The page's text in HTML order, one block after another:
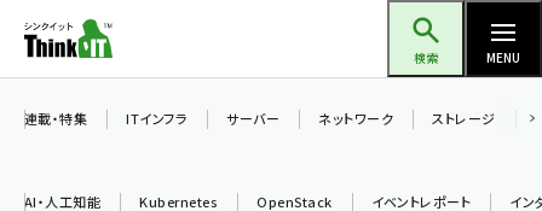
ン
検索 MENU
連載・特集 ITインフラ サーバー ネットワーク ストレージ
AI・人工知能 Kubernetes OpenStack イベントレポート イン